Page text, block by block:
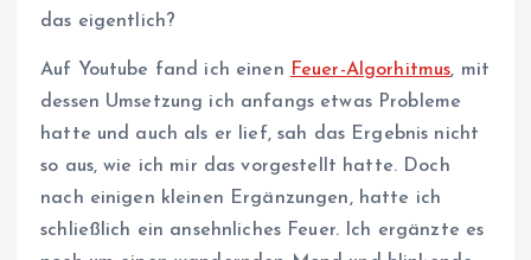
das eigentlich?
Auf Youtube fand ich einen Feuer-Algorhitmus, mit
dessen Umsetzung ich anfangs etwas Probleme
hatte und auch als er lief, sah das Ergebnis nicht
so aus, wie ich mir das vorgestellt hatte. Doch
nach einigen kleinen Ergänzungen, hatte ich
schließlich ein ansehnliches Feuer. Ich ergänzte es